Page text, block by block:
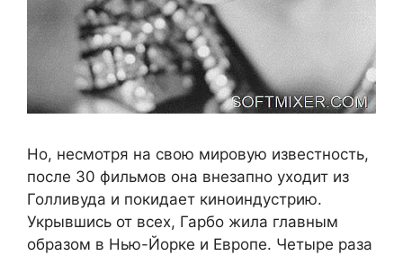
Но, несмотря на свою мировую известность,
после 30 фильмов она внезапно уходит из
Голливуда и покидает киноиндустрию.
Укрывшись от всех, Гарбо жила главным
образом в Нью-Йорке и Европе. Четыре раза